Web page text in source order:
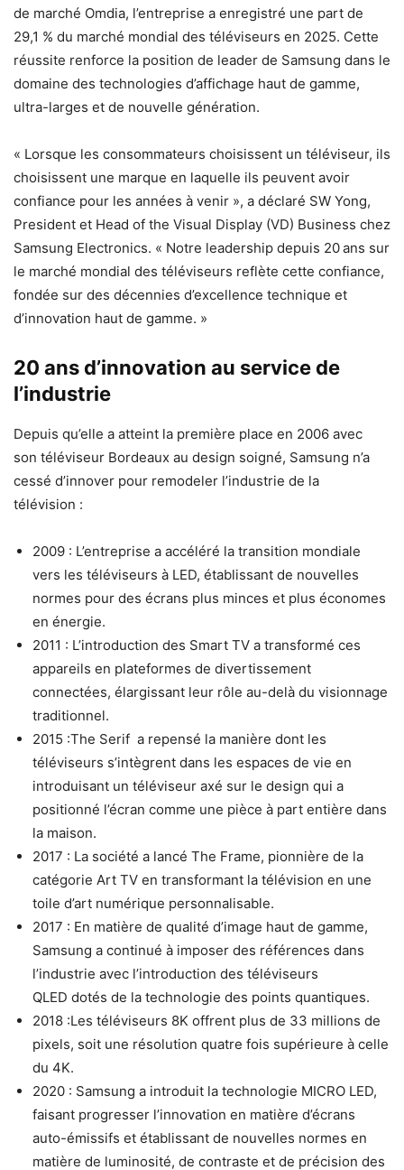
de marché Omdia, l’entreprise a enregistré une part de
29,1 % du marché mondial des téléviseurs en 2025. Cette
réussite renforce la position de leader de Samsung dans le
domaine des technologies d’affichage haut de gamme,
ultra-larges et de nouvelle génération.
« Lorsque les consommateurs choisissent un téléviseur, ils
choisissent une marque en laquelle ils peuvent avoir
confiance pour les années à venir », a déclaré SW Yong,
President et Head of the Visual Display (VD) Business chez
Samsung Electronics. « Notre leadership depuis 20 ans sur
le marché mondial des téléviseurs reflète cette confiance,
fondée sur des décennies d’excellence technique et
d’innovation haut de gamme. »
20 ans d’innovation au service de
l’industrie
Depuis qu’elle a atteint la première place en 2006 avec
son téléviseur Bordeaux au design soigné, Samsung n’a
cessé d’innover pour remodeler l’industrie de la
télévision :
2009 : L’entreprise a accéléré la transition mondiale
vers les téléviseurs à LED, établissant de nouvelles
normes pour des écrans plus minces et plus économes
en énergie.
2011 : L’introduction des Smart TV a transformé ces
appareils en plateformes de divertissement
connectées, élargissant leur rôle au-delà du visionnage
traditionnel.
2015 :The Serif a repensé la manière dont les
téléviseurs s’intègrent dans les espaces de vie en
introduisant un téléviseur axé sur le design qui a
positionné l’écran comme une pièce à part entière dans
la maison.
2017 : La société a lancé The Frame, pionnière de la
catégorie Art TV en transformant la télévision en une
toile d’art numérique personnalisable.
2017 : En matière de qualité d’image haut de gamme,
Samsung a continué à imposer des références dans
l’industrie avec l’introduction des téléviseurs
QLED dotés de la technologie des points quantiques.
2018 :Les téléviseurs 8K offrent plus de 33 millions de
pixels, soit une résolution quatre fois supérieure à celle
du 4K.
2020 : Samsung a introduit la technologie MICRO LED,
faisant progresser l’innovation en matière d’écrans
auto-émissifs et établissant de nouvelles normes en
matière de luminosité, de contraste et de précision des